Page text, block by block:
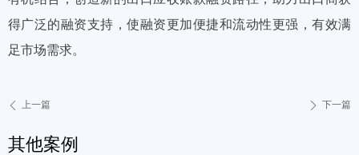
得广泛的融资支持，使融资更加便捷和流动性更强，有效满
足市场需求。
ꄴ 上一篇 ꄲ 下一篇
其他案例